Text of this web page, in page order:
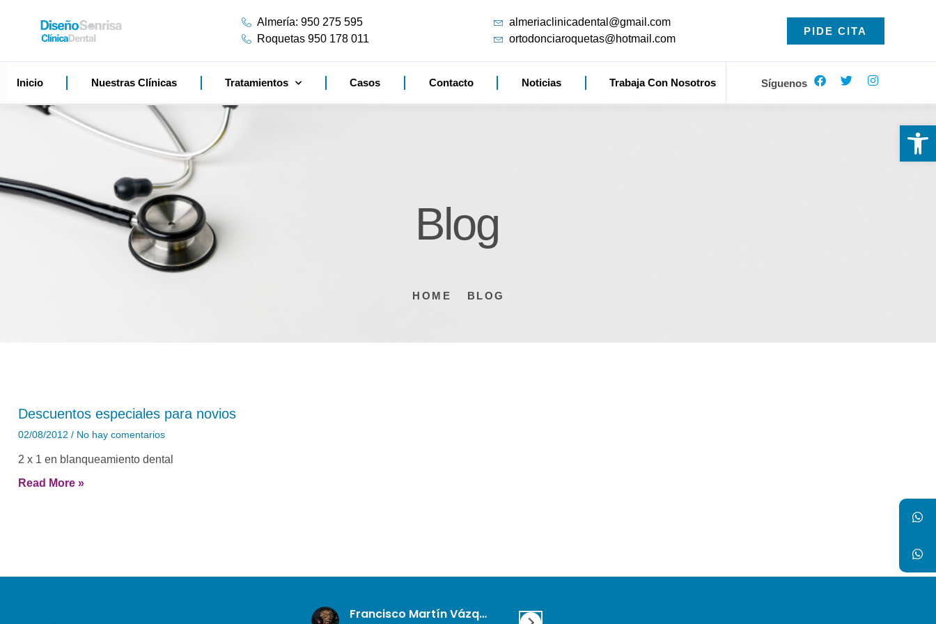
Almería: 950 275 595
Roquetas 950 178 011
almeriaclinicadental@gmail.com
ortodonciaroquetas@hotmail.com
PIDE CITA
Inicio Nuestras Clínicas Tratamientos Casos Contacto Noticias Trabaja Con Nosotros Síguenos
Blog
HOME BLOG
Descuentos especiales para novios
02/08/2012 No hay comentarios
2 x 1 en blanqueamiento dental
Read More »
Francisco Martín Vázquez